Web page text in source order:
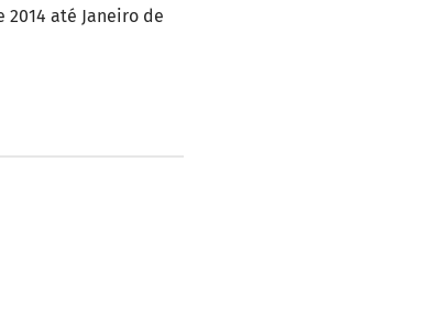
2014 até Janeiro de